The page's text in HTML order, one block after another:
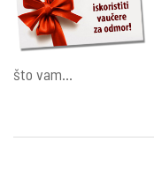
što vam...